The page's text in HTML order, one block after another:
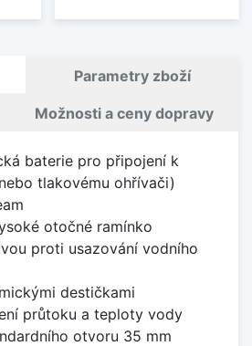
Parametry zboží
Možnosti a ceny dopravy
baterie pro připojení k
tlakovému ohřívači)
otočné ramínko
proti usazování vodního
destičkami
průtoku a teploty vody
otvoru 35 mm